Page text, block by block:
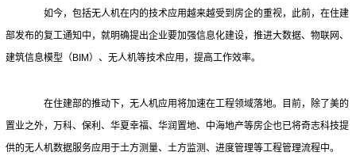
如今，包括无人机在内的技术应用越来越受到房企的重视，此前，在住建
部发布的复工通知中，就明确提出企业要加强信息化建设，推进大数据、物联网、
建筑信息模型（BIM）、无人机等技术应用，提高工作效率。
在住建部的推动下，无人机应用将加速在工程领域落地。目前，除了美的
置业之外，万科、保利、华夏幸福、华润置地、中海地产等房企也已将奇志科技提
供的无人机数据服务应用于土方测量、土方监测、进度管理等工程管理流程中。